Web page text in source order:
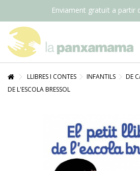
Enviament gratuït a partir
LLIBRES I CONTES INFANTILS DE
DE L'ESCOLA BRESSOL